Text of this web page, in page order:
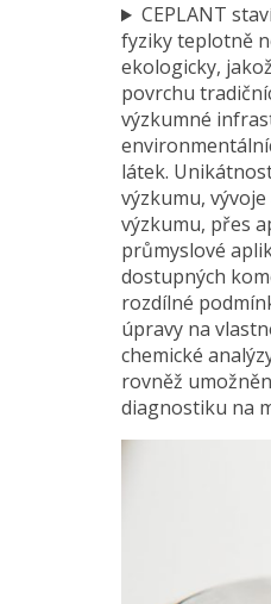
CEPLANT
fyziky teplotně
ekologicky,
povrchu
výzkumné
látek.
výzkumu,
výzkumu, přes
průmyslové
dostupných
rozdílné
úpravy na
chemické
rovněž
diagnostiku na